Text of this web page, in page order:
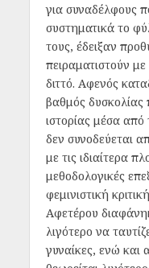
για συναδέλφους
συστηματικά το
τους, έδειξαν
πειραματιστούν
διττό. Αφενός
βαθμός δυσκολίας
ιστορίας μέσα
δεν συνοδεύεται
με τις ιδιαίτερα
μεθοδολογικές
φεμινιστική
Αφετέρου
λιγότερο να
γυναίκες, ενώ και